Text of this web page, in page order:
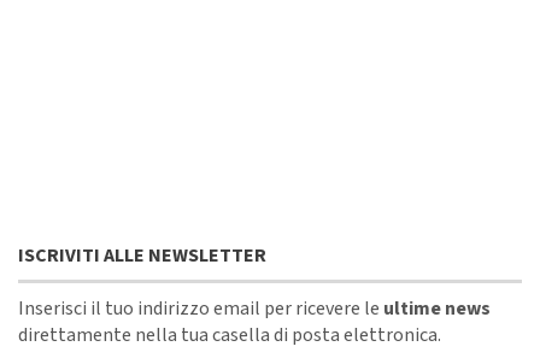
ISCRIVITI ALLE NEWSLETTER
Inserisci il tuo indirizzo email per ricevere le ultime news
direttamente nella tua casella di posta elettronica.